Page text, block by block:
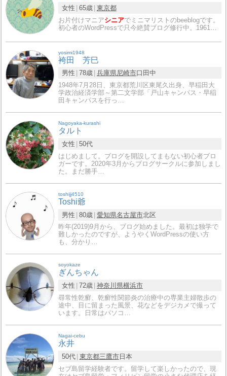
女性 65歳 東京都
お片付けマニアシニアでミニマリストのbeeblogです。
初心者のWordPressで只今絶賛ブログ修行中。1961…
yosimi1948
袴田 芳巳
男性 78歳 兵庫県尼崎市口田中
1948年7月28日、東京都荒川区東尾久出身、早稲田大
学政治経済学部～第二文学部「戸山キャンパス・早稲
田キャンパスを行っ…
Nagoyaka-kurashi
タルト
女性 50代
はじめまして。ブログを開設してまもない初心者ブロ
ガーです。2020年3月からブログサークルに参加しまし
た。まだ勝手…
toshijj4510
Toshi爺
男性 80歳 愛知県名古屋市北区
昨年(2019)9月から、ブログ始めました。最初は独学で
難しかったのですが、ようやくWordPressの使い方
も、分かり…
soyokaze
ぎんちゃん
女性 72歳 神奈川県横浜市
尋常性乾癬、乾癬性関節炎の治療中の専業主婦散歩の
途中、目に留まった風景、花などをデジカメで撮って
います。日常はパソコ…
Nagai-cebu
永井
50代 東京都三鷹市日本
セブ島留学経験者です。留学して楽しかったので、現